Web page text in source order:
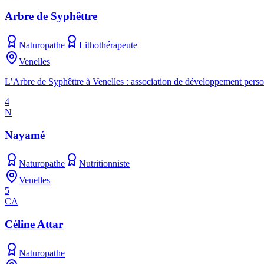
Arbre de Syphêttre
Naturopathe
Lithothérapeute
Venelles
L’Arbre de Syphêttre à Venelles : association de développement
4
N
Nayamé
Naturopathe
Nutritionniste
Venelles
5
CA
Céline Attar
Naturopathe